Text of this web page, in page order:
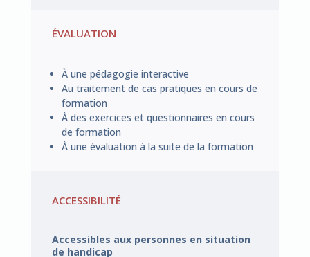
ÉVALUATION
À une pédagogie interactive
Au traitement de cas pratiques en cours de
formation
À des exercices et questionnaires en cours
de formation
À une évaluation à la suite de la formation
ACCESSIBILITÉ
Accessibles aux personnes en situation
de handicap